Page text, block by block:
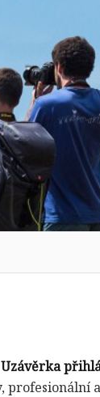
Uzávěrka
profesionální a